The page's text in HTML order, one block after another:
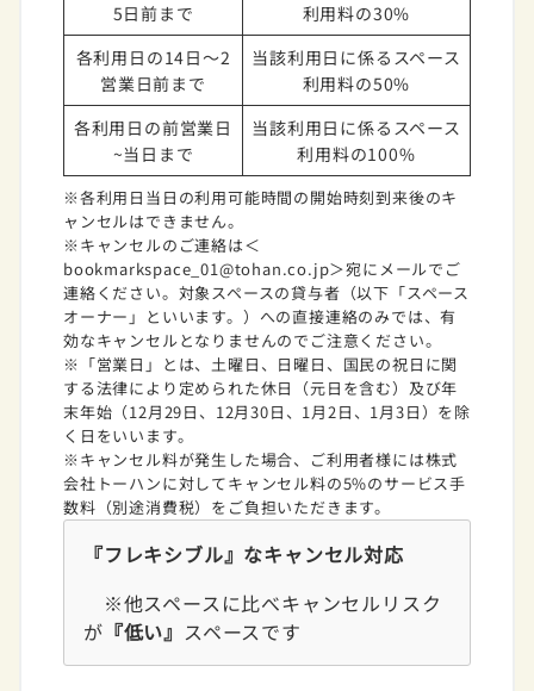
5日前まで
利用料の30%
各利用日の14日～2
営業日前まで
当該利用日に係るスペース
利用料の50%
各利用日の前営業日
~当日まで
当該利用日に係るスペース
利用料の100%
※各利用日当日の利用可能時間の開始時刻到来後のキ
ャンセルはできません。
※キャンセルのご連絡は＜
bookmarkspace_01@tohan.co.jp＞宛にメールでご
連絡ください。対象スペースの貸与者（以下「スペース
オーナー」といいます。）への直接連絡のみでは、有
効なキャンセルとなりませんのでご注意ください。
※「営業日」とは、土曜日、日曜日、国民の祝日に関
する法律により定められた休日（元日を含む）及び年
末年始（12月29日、12月30日、1月2日、1月3日）を除
く日をいいます。
※キャンセル料が発生した場合、ご利用者様には株式
会社トーハンに対してキャンセル料の5%のサービス手
数料（別途消費税）をご負担いただきます。
『フレキシブル』なキャンセル対応
※他スペースに比べキャンセルリスク
が 『低い』 スペースです